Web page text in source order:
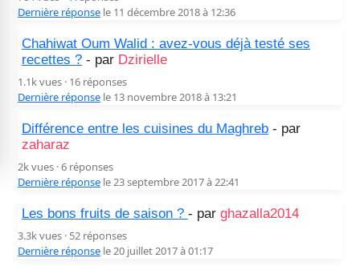
Dernière réponse le 11 décembre 2018 à 12:36
Chahiwat Oum Walid : avez-vous déjà testé ses
recettes ? - par Dzirielle
1.1k vues · 16 réponses
Dernière réponse le 13 novembre 2018 à 13:21
Différence entre les cuisines du Maghreb - par
zaharaz
2k vues · 6 réponses
Dernière réponse le 23 septembre 2017 à 22:41
Les bons fruits de saison ? - par ghazalla2014
3.3k vues · 52 réponses
Dernière réponse le 20 juillet 2017 à 01:17